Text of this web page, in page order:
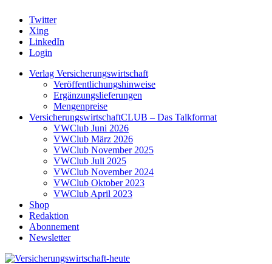
Twitter
Xing
LinkedIn
Login
Verlag Versicherungswirtschaft
Veröffentlichungshinweise
Ergänzungslieferungen
Mengenpreise
VersicherungswirtschaftCLUB – Das Talkformat
VWClub Juni 2026
VWClub März 2026
VWClub November 2025
VWClub Juli 2025
VWClub November 2024
VWClub Oktober 2023
VWClub April 2023
Shop
Redaktion
Abonnement
Newsletter